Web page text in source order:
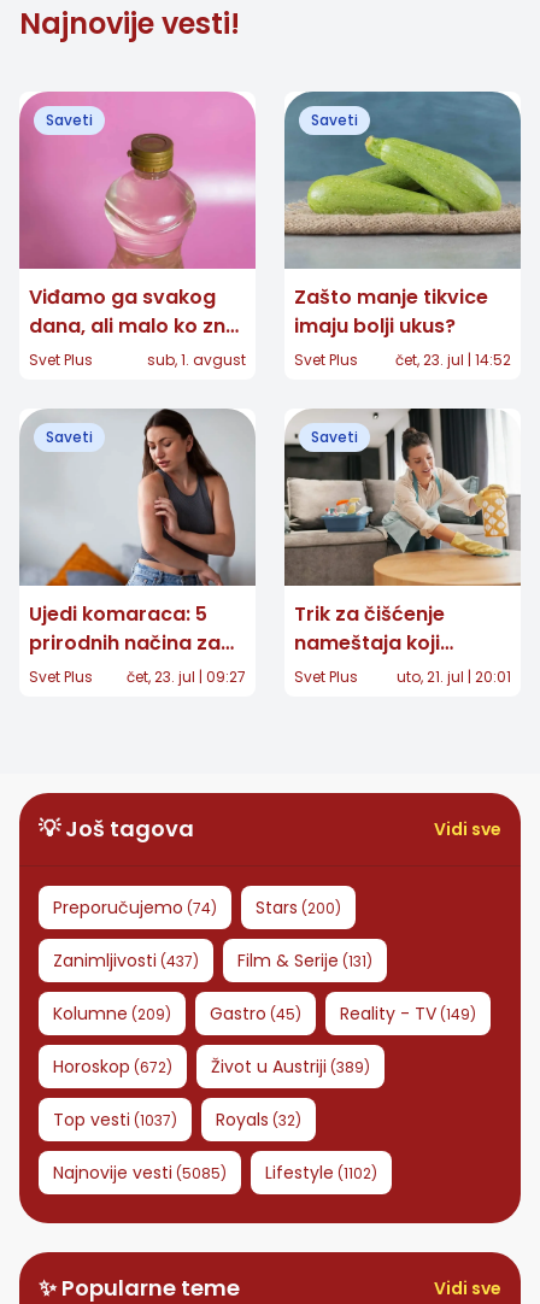
Najnovije vesti!
Saveti
Viđamo ga svakog
dana, ali malo ko zna
čemu služi prsten
Svet Plus sub, 1. avgust
Saveti
Zašto manje tikvice
imaju bolji ukus?
Svet Plus čet, 23. jul | 14:52
Saveti
Ujedi komaraca: 5
prirodnih načina za
brzo ublažavanje
Svet Plus čet, 23. jul | 09:27
Saveti
Trik za čišćenje
nameštaja koji
osvaja domaćinstva:
tvrdokornu
Svet Plus uto, 21. jul | 20:01
💡 Još tagova Vidi sve
Preporučujemo (74) Stars (200)
Zanimljivosti (437) Film & Serije (131)
Kolumne (209) Gastro (45) Reality - TV(149)
Horoskop (672) Život u Austriji (389)
Top vesti (1037) Royals (32)
Najnovije vesti (5085) Lifestyle (1102)
✨ Popularne teme Vidi sve